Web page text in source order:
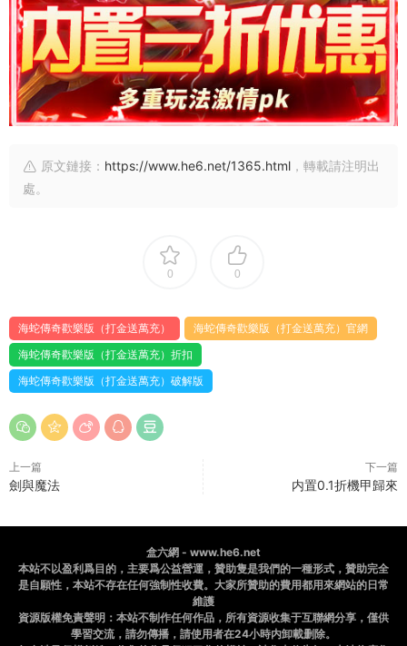
原文鏈接： https://www.he6.net/1365.html ，轉載請注明出
處。
0 0
海蛇傳奇歡樂版（打金送萬充）
海蛇傳奇歡樂版（打金送萬充）官網
海蛇傳奇歡樂版（打金送萬充）折扣
海蛇傳奇歡樂版（打金送萬充）破解版
上一篇
劍與魔法
下一篇
内置0.1折機甲歸來
盒六網 - www.he6.net
本站不以盈利爲目的，主要爲公益營運，贊助隻是我們的一種形式，贊助完全
是自願性，本站不存在任何強制性收費。大家所贊助的費用都用來網站的日常
維護
資源版權免責聲明：本站不制作任何作品，所有資源收集于互聯網分享，僅供
學習交流，請勿傳播，請使用者在24小時内卸載删除。